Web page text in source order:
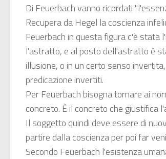
Di Feuerbach vanno ricordati
Recupera da Hegel la coscienza
Feuerbach in questa figura c'è
l'astratto, e al posto dell'astratto è
illusione, o in un certo senso
predicazione invertiti.
Per Feuerbach bisogna tornare ai
concreto. È il concreto che giustifica
Il soggetto quindi deve essere di
partire dalla coscienza per poi far
Secondo Feuerbach l'esistenza